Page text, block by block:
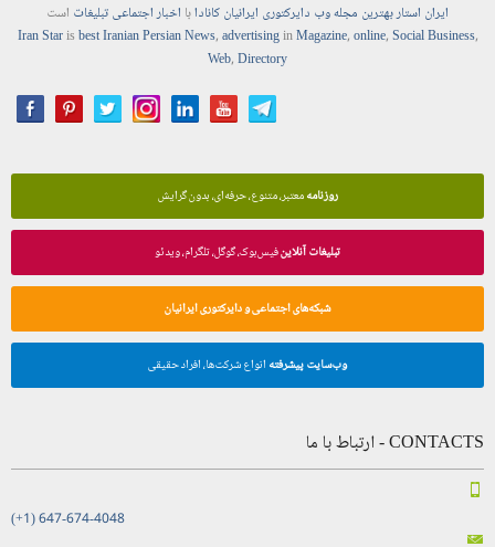
ایران استاربهترین مجلهوب دایرکتوری ایرانیان کانادابا اخباراجتماعیتبلیغات است
Iran Starisbest Iranian PersianNews,advertisinginMagazine,online,Social Business,
Web,Directory
روزنامهمعتبر، متنوع، حرفه‌ای، بدون گرایش
تبلیغات آنلاینفیس‌بوک، گوگل، تلگرام، ویدئو
شبکه‌های اجتماعی و دایرکتوری ایرانیان
وب‌سایت پیشرفته انواع شرکت‌ها، افراد حقیقی
CONTACTS - ارتباط با ما
(+1) 647-674-4048